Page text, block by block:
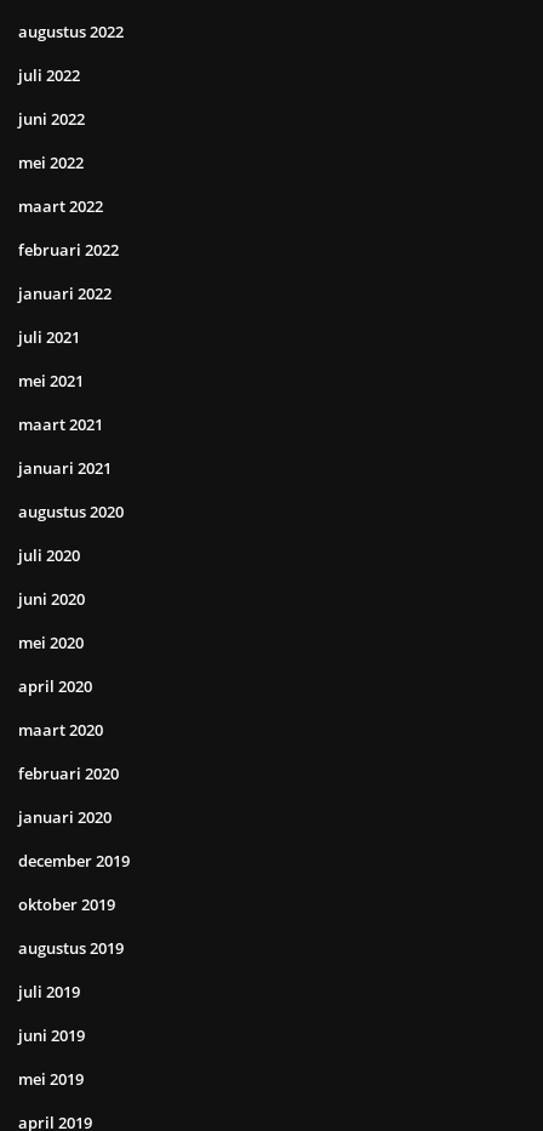
augustus 2022
juli 2022
juni 2022
mei 2022
maart 2022
februari 2022
januari 2022
juli 2021
mei 2021
maart 2021
januari 2021
augustus 2020
juli 2020
juni 2020
mei 2020
april 2020
maart 2020
februari 2020
januari 2020
december 2019
oktober 2019
augustus 2019
juli 2019
juni 2019
mei 2019
april 2019